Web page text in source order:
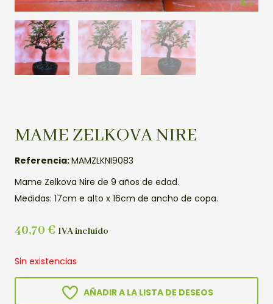
MAME ZELKOVA NIRE
Referencia:MAMZLKNI9083
Mame Zelkova Nire de 9 años de edad.
Medidas: 17cm e alto x 16cm de ancho de copa.
40,70 € IVA incluído
Sin existencias
AÑADIR A LA LISTA DE DESEOS